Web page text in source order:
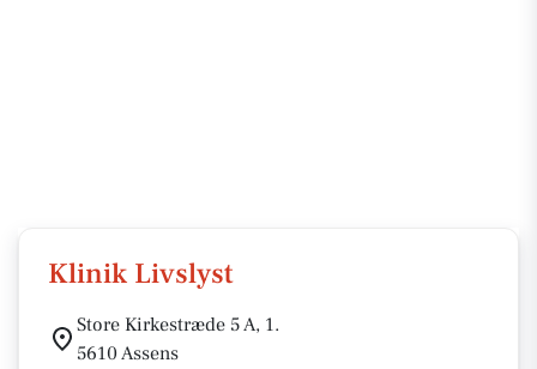
Klinik Livslyst
Store Kirkestræde 5 A, 1.
5610 Assens